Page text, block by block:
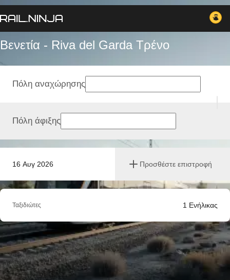
Βενετία - Riva del Garda Tρένο
16 Αυγ 2026 Προσθέστε επιστροφή
Πόλη αναχώρησης
Πόλη άφιξης
Ταξιδιώτες 1 Ενήλικας